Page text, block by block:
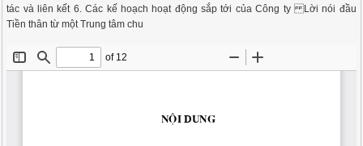
tác và liên kết 6. Các kế hoạch hoạt động sắp tới của Công ty Lời nói đầu
Tiền thân từ một Trung tâm chu